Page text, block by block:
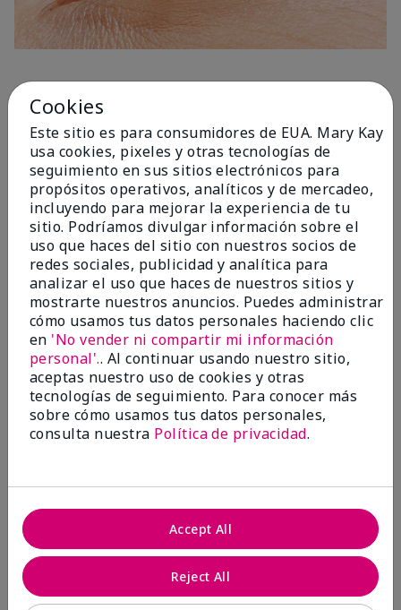
1 Capa
3 Capas
Cookies
Este sitio es para consumidores de EUA. Mary Kay
usa cookies, pixeles y otras tecnologías de
seguimiento en sus sitios electrónicos para
propósitos operativos, analíticos y de mercadeo,
incluyendo para mejorar la experiencia de tu
sitio. Podríamos divulgar información sobre el
uso que haces del sitio con nuestros socios de
redes sociales, publicidad y analítica para
analizar el uso que haces de nuestros sitios y
mostrarte nuestros anuncios. Puedes administrar
cómo usamos tus datos personales haciendo clic
en 'No vender ni compartir mi información
personal'.. Al continuar usando nuestro sitio,
aceptas nuestro uso de cookies y otras
tecnologías de seguimiento. Para conocer más
sobre cómo usamos tus datos personales,
consulta nuestra Política de privacidad.
Reject All
Accept All